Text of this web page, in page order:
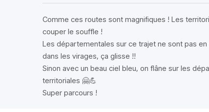
Comme ces routes sont magnifiques ! Les
couper le souffle !
Les départementales sur ce trajet ne sont pas
dans les virages, ça glisse !!
Sinon avec un beau ciel bleu, on flâne sur les
territoriales 🤗💪
Super parcours !